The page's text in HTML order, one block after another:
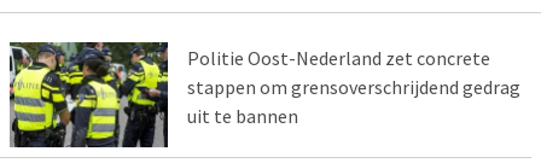
Politie Oost-Nederland zet concrete
stappen om grensoverschrijdend gedrag
uit te bannen